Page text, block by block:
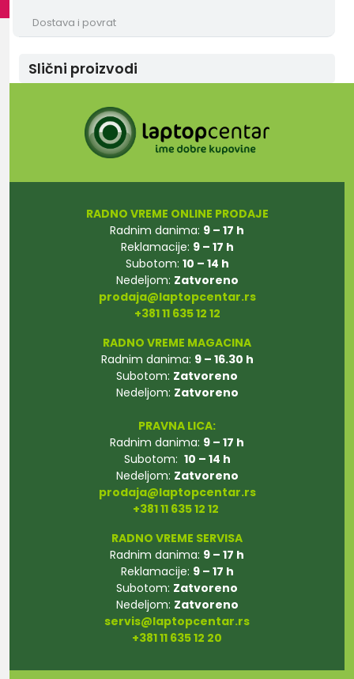
Dostava i povrat
Slični proizvodi
RADNO VREME ONLINE PRODAJE
Radnim danima: 9 – 17 h
Reklamacije: 9 – 17 h
Subotom: 10 – 14 h
Nedeljom: Zatvoreno
prodaja@laptopcentar.rs
+381 11 635 12 12
RADNO VREME MAGACINA
Radnim danima: 9 – 16.30 h
Subotom: Zatvoreno
Nedeljom: Zatvoreno
PRAVNA LICA:
Radnim danima: 9 – 17 h
Subotom: 10 – 14 h
Nedeljom: Zatvoreno
prodaja@laptopcentar.rs
+381 11 635 12 12
RADNO VREME SERVISA
Radnim danima: 9 – 17 h
Reklamacije: 9 – 17 h
Subotom: Zatvoreno
Nedeljom: Zatvoreno
servis@laptopcentar.rs
+381 11 635 12 20